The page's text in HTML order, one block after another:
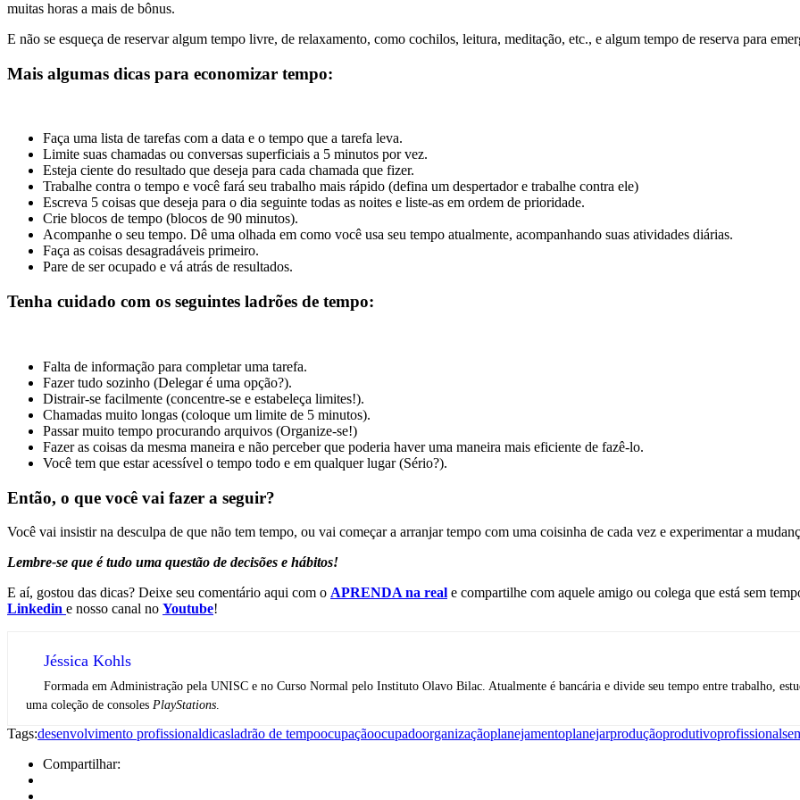
muitas horas a mais de bônus.
E não se esqueça de reservar algum tempo livre, de relaxamento, como cochilos, leitura, meditação, etc., e algum tempo de reserva para
Mais algumas dicas para economizar tempo:
Faça uma lista de tarefas com a data e o tempo que a tarefa leva.
Limite suas chamadas ou conversas superficiais a 5 minutos por vez.
Esteja ciente do resultado que deseja para cada chamada que fizer.
Trabalhe contra o tempo e você fará seu trabalho mais rápido (defina um despertador e trabalhe contra ele)
Escreva 5 coisas que deseja para o dia seguinte todas as noites e liste-as em ordem de prioridade.
Crie blocos de tempo (blocos de 90 minutos).
Acompanhe o seu tempo. Dê uma olhada em como você usa seu tempo atualmente, acompanhando suas atividades diárias.
Faça as coisas desagradáveis ​​primeiro.
Pare de ser ocupado e vá atrás de resultados.
Tenha cuidado com os seguintes ladrões de tempo:
Falta de informação para completar uma tarefa.
Fazer tudo sozinho (Delegar é uma opção?).
Distrair-se facilmente (concentre-se e estabeleça limites!).
Chamadas muito longas (coloque um limite de 5 minutos).
Passar muito tempo procurando arquivos (Organize-se!)
Fazer as coisas da mesma maneira e não perceber que poderia haver uma maneira mais eficiente de fazê-lo.
Você tem que estar acessível o tempo todo e em qualquer lugar (Sério?).
Então, o que você vai fazer a seguir?
Você vai insistir na desculpa de que não tem tempo, ou vai começar a arranjar tempo com uma coisinha de cada vez e experimentar a
Lembre-se que é tudo uma questão de decisões e hábitos!
E aí, gostou das dicas? Deixe seu comentário aqui com o APRENDA na real e compartilhe com aquele amigo ou colega que está sem
Linkedin e nosso canal no Youtube!
Jéssica Kohls
Formada em Administração pela UNISC e no Curso Normal pelo Instituto Olavo Bilac. Atualmente é bancária e divide seu tempo entre trabalho,
uma coleção de consoles PlayStations.
Tags:desenvolvimento profissionaldicasladrão de tempoocupaçãoocupadoorganizaçãoplanejamentoplanejarproduçãoprodutivoprofissional
Compartilhar: